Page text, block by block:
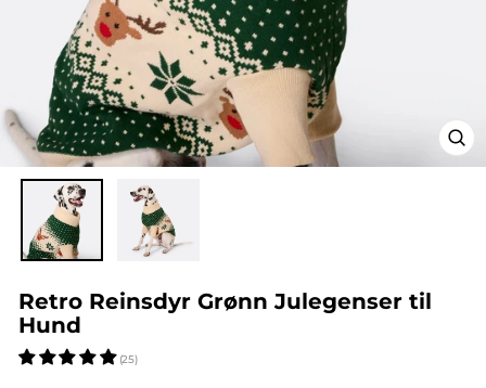
Retro Reinsdyr Grønn Julegenser til
Hund
(25)